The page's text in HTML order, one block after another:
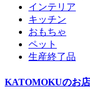
インテリア
キッチン
おもちゃ
ペット
生産終了品
KATOMOKUのお